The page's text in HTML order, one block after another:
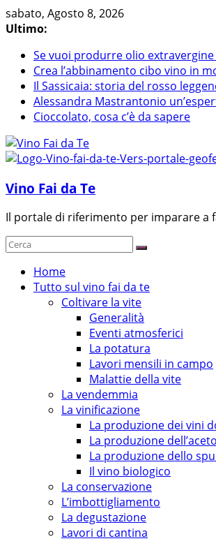
Skip
to
sabato, Agosto 8, 2026
Ultimo:
Se vuoi produrre olio
Crea l’abbinamento cibo vino in
Il Sassicaia: storia del rosso
Alessandra Mastrantonio
Cioccolato, cosa c’è da sapere
Vino Fai da Te
Il portale di riferimento per imparare a
Home
Tutto sul vino fai da te
Coltivare la vite
Generalità
Eventi atmosferici
La potatura
Lavori mensili in campo
Malattie della vite
La vendemmia
La vinificazione
La produzione dei vini
La produzione dell’aceto
La produzione dello
Il vino biologico
La conservazione
L’imbottigliamento
La degustazione
Lavori di cantina